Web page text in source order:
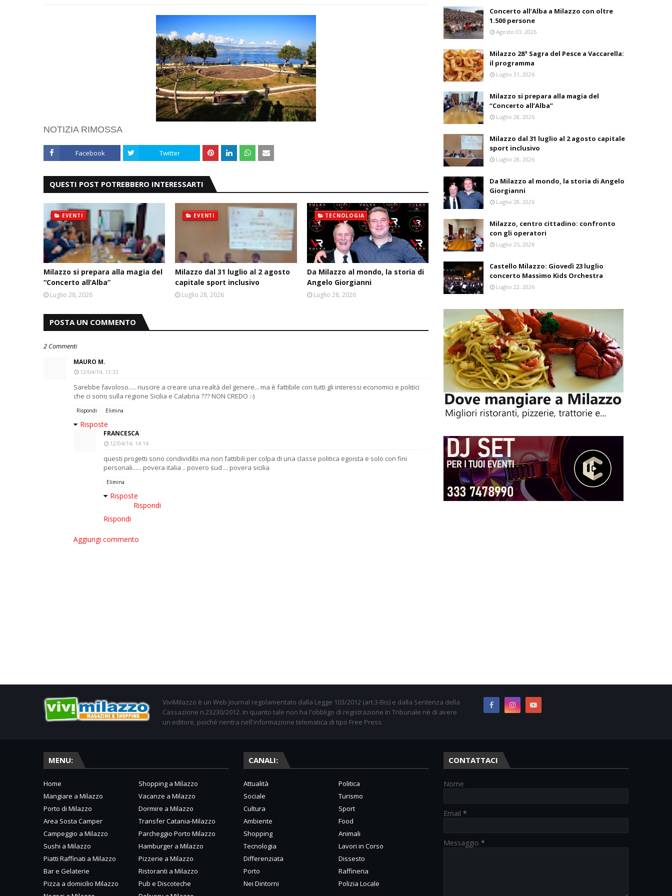
NOTIZIA RIMOSSA
Facebook Twitter
QUESTI POST POTREBBERO INTERESSARTI
EVENTI
Milazzo si prepara alla magia del
“Concerto all’Alba”
Luglio 28, 2026
EVENTI
Milazzo dal 31 luglio al 2 agosto
capitale sport inclusivo
Luglio 28, 2026
TECNOLOGIA
Da Milazzo al mondo, la storia di
Angelo Giorgianni
Luglio 28, 2026
POSTA UN COMMENTO
2 Commenti
MAURO M.
12/04/14, 13:33
Sarebbe favoloso..... riuscire a creare una realtà del genere... ma è fattibile con tutti gli interessi economici e politici
che ci sono sulla regione Sicilia e Calabria ??? NON CREDO :-)
Rispondi Elimina
Risposte
FRANCESCA
12/04/14, 14:14
questi progetti sono condividibi ma non fattibili per colpa di una classe politica egoista e solo con fini
personali...... povera italia .. povero sud ... povera sicilia
Elimina
Risposte
Rispondi
Rispondi
Aggiungi commento
Concerto all’Alba a Milazzo con oltre
1.500 persone
Agosto 03, 2026
Milazzo 28ª Sagra del Pesce a Vaccarella:
il programma
Luglio 31, 2026
Milazzo si prepara alla magia del
“Concerto all’Alba”
Luglio 28, 2026
Milazzo dal 31 luglio al 2 agosto capitale
sport inclusivo
Luglio 28, 2026
Da Milazzo al mondo, la storia di Angelo
Giorgianni
Luglio 28, 2026
Milazzo, centro cittadino: confronto
con gli operatori
Luglio 25, 2026
Castello Milazzo: Giovedì 23 luglio
concerto Massimo Kids Orchestra
Luglio 22, 2026
ViviMilazzo è un Web Journal regolamentato dalla Legge 103/2012 (art.3-Bis) e dalla Sentenza della
Cassazione n.23230/2012. In quanto tale non ha l'obbligo di registrazione in Tribunale nè di avere
un editore, poiché rientra nell'informazione telematica di tipo Free Press.
MENU:
Home
Shopping a Milazzo
Mangiare a Milazzo
Vacanze a Milazzo
Porto di Milazzo
Dormire a Milazzo
Area Sosta Camper
Transfer Catania-Milazzo
Campeggio a Milazzo
Parcheggio Porto Milazzo
Sushi a Milazzo
Hamburger a Milazzo
Piatti Raffinati a Milazzo
Pizzerie a Milazzo
Bar e Gelaterie
Ristoranti a Milazzo
Pizza a domicilio Milazzo
Pub e Discoteche
CANALI:
Attualità
Politica
Sociale
Turismo
Cultura
Sport
Ambiente
Food
Shopping
Animali
Tecnologia
Lavori in Corso
Differenziata
Dissesto
Porto
Raffineria
Nei Dintorni
Polizia Locale
CONTATTACI
Nome
Email *
Messaggio *